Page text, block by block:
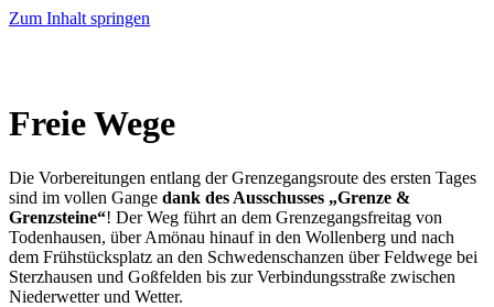
Zum Inhalt springen
Freie Wege
Die Vorbereitungen entlang der Grenzegangsroute des ersten Tages
sind im vollen Gange dank des Ausschusses „Grenze &
Grenzsteine“! Der Weg führt an dem Grenzegangsfreitag von
Todenhausen, über Amönau hinauf in den Wollenberg und nach
dem Frühstücksplatz an den Schwedenschanzen über Feldwege bei
Sterzhausen und Goßfelden bis zur Verbindungsstraße zwischen
Niederwetter und Wetter.